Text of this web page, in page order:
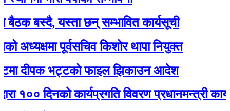
बस्दै, यस्ता छन् सम्भावित कार्यसूची
पूर्वसचिव किशोर थापा नियुक्त
दीपक भट्टको फाइल झिकाउन आदेश
दिनको कार्यप्रगति विवरण प्रधानमन्त्री